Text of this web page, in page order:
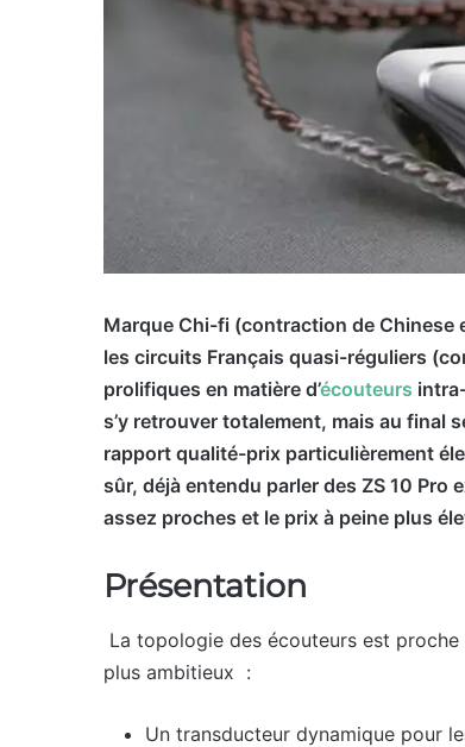
Marque Chi-fi (contraction de
les circuits Français quasi-réguliers
prolifiques en matière d’écouteurs
s’y retrouver totalement, mais au final
rapport qualité-prix particulièrement
sûr, déjà entendu parler des ZS 10 Pro
assez proches et le prix à peine plus
Présentation
La topologie des écouteurs est
plus ambitieux :
Un transducteur dynamique pour